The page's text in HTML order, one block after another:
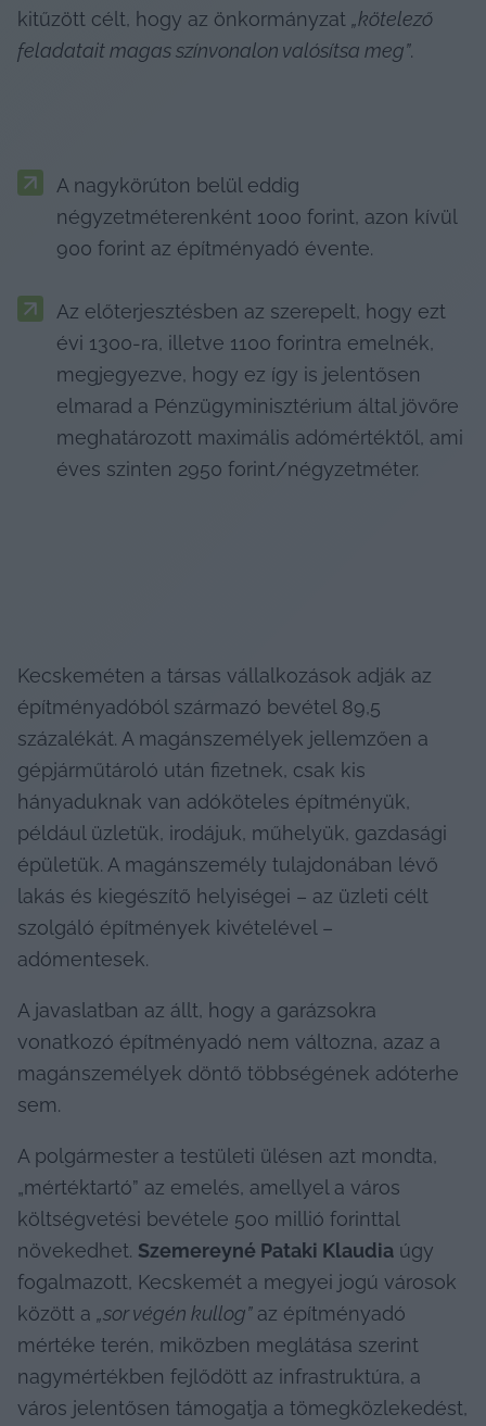
kitűzött célt, hogy az önkormányzat „kötelező
feladatait magas színvonalon valósítsa meg”.
A nagykörúton belül eddig
négyzetméterenként 1000 forint, azon kívül
900 forint az építményadó évente.
Az előterjesztésben az szerepelt, hogy ezt
évi 1300-ra, illetve 1100 forintra emelnék,
megjegyezve, hogy ez így is jelentősen
elmarad a Pénzügyminisztérium által jövőre
meghatározott maximális adómértéktől, ami
éves szinten 2950 forint/négyzetméter.
Kecskeméten a társas vállalkozások adják az
építményadóból származó bevétel 89,5
százalékát. A magánszemélyek jellemzően a
gépjárműtároló után fizetnek, csak kis
hányaduknak van adóköteles építményük,
például üzletük, irodájuk, műhelyük, gazdasági
épületük. A magánszemély tulajdonában lévő
lakás és kiegészítő helyiségei – az üzleti célt
szolgáló építmények kivételével –
adómentesek.
A javaslatban az állt, hogy a garázsokra
vonatkozó építményadó nem változna, azaz a
magánszemélyek döntő többségének adóterhe
sem.
A polgármester a testületi ülésen azt mondta,
„mértéktartó” az emelés, amellyel a város
költségvetési bevétele 500 millió forinttal
növekedhet. Szemereyné Pataki Klaudia úgy
fogalmazott, Kecskemét a megyei jogú városok
között a „sor végén kullog” az építményadó
mértéke terén, miközben meglátása szerint
nagymértékben fejlődött az infrastruktúra, a
város jelentősen támogatja a tömegközlekedést,